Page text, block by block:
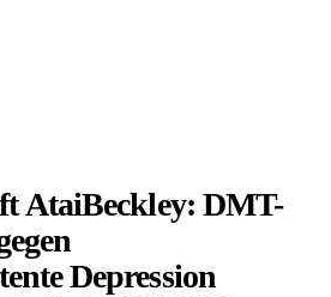
AtaiBeckley: DMT-
Depression